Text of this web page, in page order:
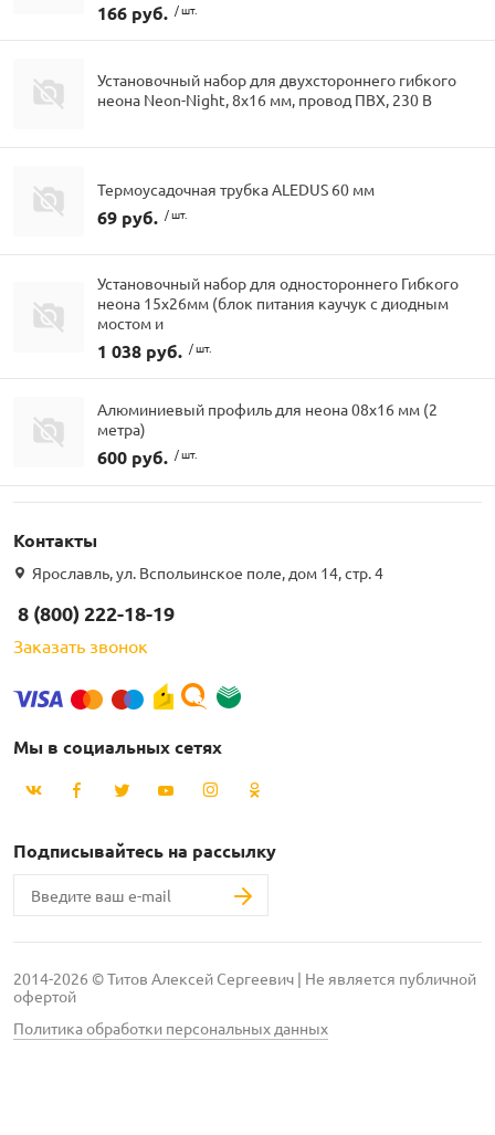
166 руб. / шт.
Установочный набор для двухстороннего гибкого
неона Neon-Night, 8х16 мм, провод ПВХ, 230 В
Термоусадочная трубка ALEDUS 60 мм
69 руб. / шт.
Установочный набор для одностороннего Гибкого
неона 15х26мм (блок питания каучук с диодным
мостом и
1 038 руб. / шт.
Алюминиевый профиль для неона 08х16 мм (2
метра)
600 руб. / шт.
Контакты
Ярославль, ул. Вспольинское поле, дом 14, стр. 4
8 (800) 222-18-19
Заказать звонок
Мы в социальных сетях
Подписывайтесь на рассылку
2014-2026 © Титов Алексей Сергеевич | Не является публичной
офертой
Политика обработки персональных данных